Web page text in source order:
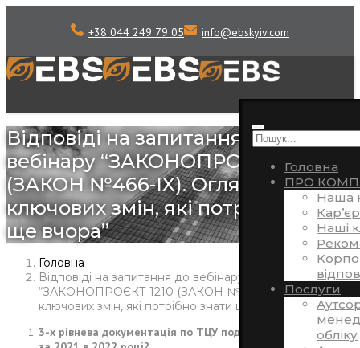
+38 044 249 79 05 info@ebskyiv.com
Головна
ПРО
Наша
Наші
Послуги
обліку
Відповіді на запитання до
вебінару “ЗАКОНОПРОЄКТ 1210
(ЗАКОН №466-IX). Огляд
ключових змін, які потрібно знати
ще вчора”
Головна
Відповіді на запитання до вебінару
“ЗАКОНОПРОЄКТ 1210 (ЗАКОН №466-IX). Огляд
ключових змін, які потрібно знати ще вчора”
3-х рівнева документація по ТЦУ подається перший раз